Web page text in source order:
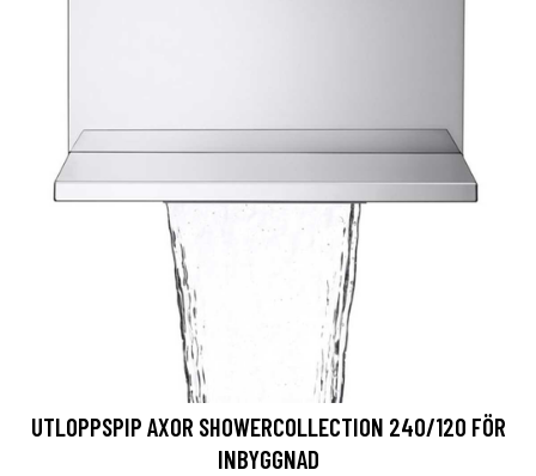
UTLOPPSPIP AXOR SHOWERCOLLECTION 240/120 FÖR
INBYGGNAD